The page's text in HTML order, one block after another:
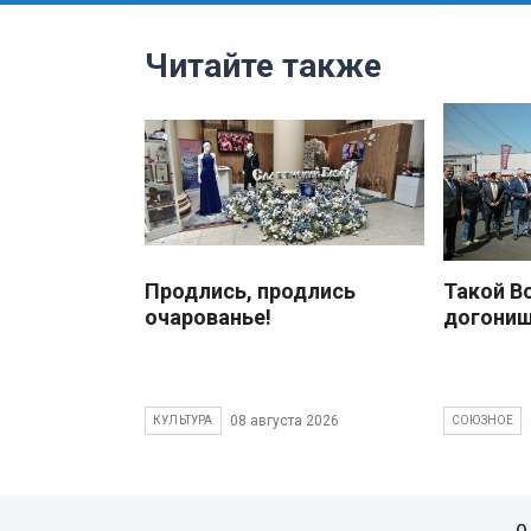
Читайте также
Продлись, продлись
очарованье!
КУЛЬТУРА 08 августа 2026
Такой
СОЮЗНОЕ